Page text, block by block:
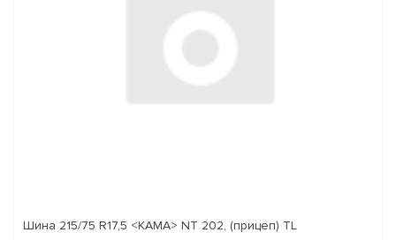
Шина 215/75 R17,5 <КАМА> NT 202, (прицеп) TL